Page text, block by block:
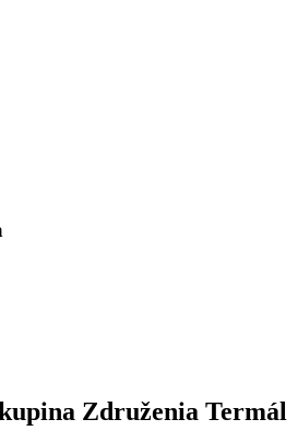
Združenia Termál